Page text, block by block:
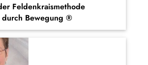
Feldenkraismethode
durch Bewegung ®